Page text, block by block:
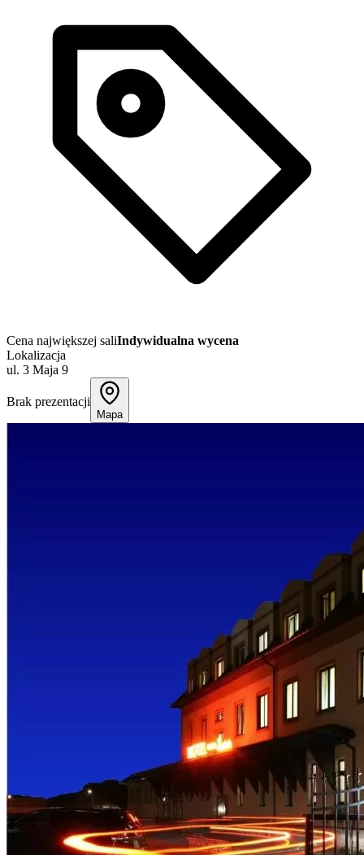
Cena największej saliIndywidualna wycena
Lokalizacja
ul. 3 Maja 9
Brak prezentacji
Mapa